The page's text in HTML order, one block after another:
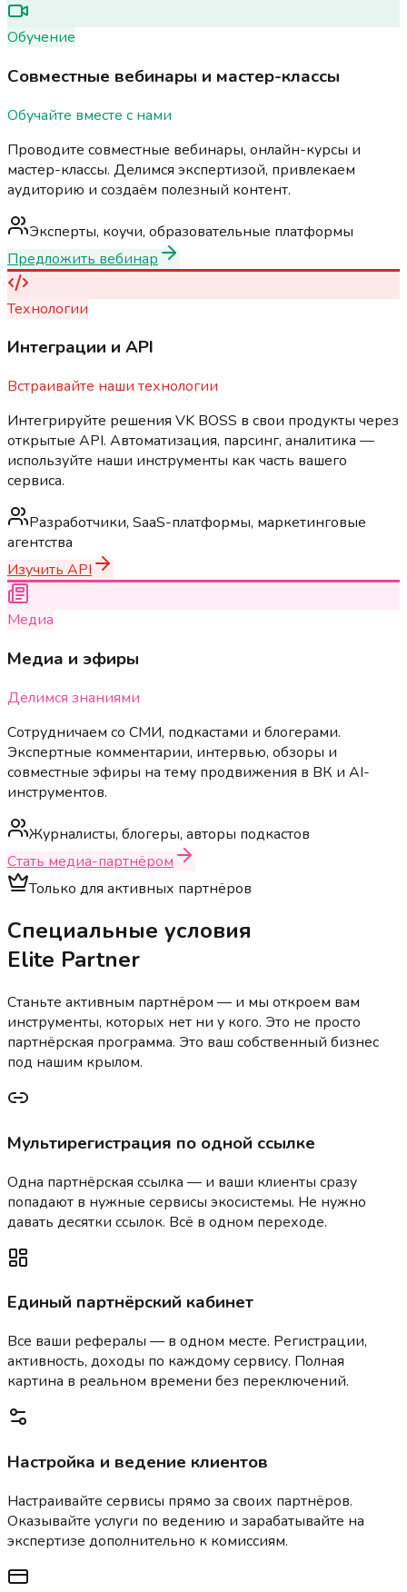
Обучение
Совместные вебинары и мастер-классы
Обучайте вместе с нами
Проводите совместные вебинары, онлайн-курсы и
мастер-классы. Делимся экспертизой, привлекаем
аудиторию и создаём полезный контент.
Эксперты, коучи, образовательные платформы
Предложить вебинар
Технологии
Интеграции и API
Встраивайте наши технологии
Интегрируйте решения VK BOSS в свои продукты через
открытые API. Автоматизация, парсинг, аналитика —
используйте наши инструменты как часть вашего
сервиса.
Разработчики, SaaS-платформы, маркетинговые
агентства
Изучить API
Медиа
Медиа и эфиры
Делимся знаниями
Сотрудничаем со СМИ, подкастами и блогерами.
Экспертные комментарии, интервью, обзоры и
совместные эфиры на тему продвижения в ВК и AI-
инструментов.
Журналисты, блогеры, авторы подкастов
Стать медиа-партнёром
Только для активных партнёров
Специальные условия
Elite Partner
Станьте активным партнёром — и мы откроем вам
инструменты, которых нет ни у кого. Это не просто
партнёрская программа. Это ваш собственный бизнес
под нашим крылом.
Мультирегистрация по одной ссылке
Одна партнёрская ссылка — и ваши клиенты сразу
попадают в нужные сервисы экосистемы. Не нужно
давать десятки ссылок. Всё в одном переходе.
Единый партнёрский кабинет
Все ваши рефералы — в одном месте. Регистрации,
активность, доходы по каждому сервису. Полная
картина в реальном времени без переключений.
Настройка и ведение клиентов
Настраивайте сервисы прямо за своих партнёров.
Оказывайте услуги по ведению и зарабатывайте на
экспертизе дополнительно к комиссиям.